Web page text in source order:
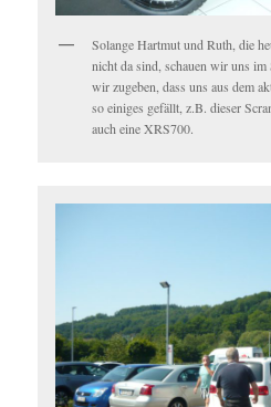
Solange Hartmut und Ruth, die
nicht da sind, schauen wir uns
wir zugeben, dass uns aus dem
so einiges gefällt, z.B. dieser
auch eine XRS700.